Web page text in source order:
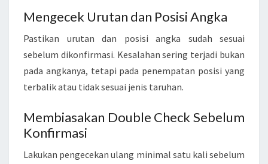
Mengecek Urutan dan Posisi Angka
Pastikan urutan dan posisi angka sudah sesuai
sebelum dikonfirmasi. Kesalahan sering terjadi bukan
pada angkanya, tetapi pada penempatan posisi yang
terbalik atau tidak sesuai jenis taruhan.
Membiasakan Double Check Sebelum
Konfirmasi
Lakukan pengecekan ulang minimal satu kali sebelum